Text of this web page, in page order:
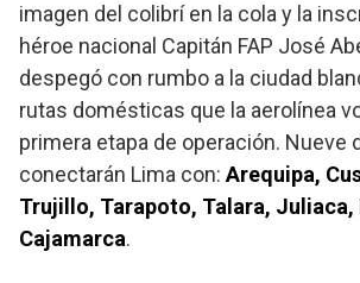
imagen del colibrí en la cola y la
héroe nacional Capitán FAP José
despegó con rumbo a la ciudad
rutas domésticas que la aerolínea
primera etapa de operación. Nueve
conectarán Lima con:Arequipa,
Trujillo, Tarapoto, Talara, Juliaca,
Cajamarca.